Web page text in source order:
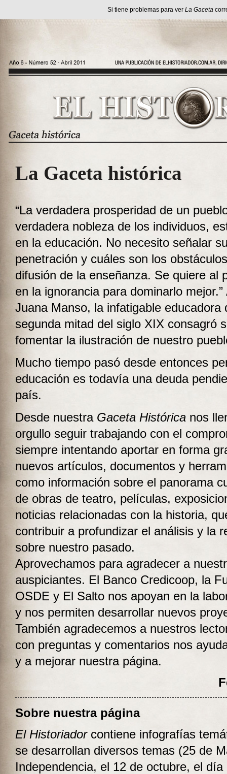
Si tiene problemas para ver La Gaceta
La Gaceta histórica
“La verdadera prosperidad de un
verdadera nobleza de los individuos,
en la educación. No necesito señalar
penetración y cuáles son los
difusión de la enseñanza. Se quiere al
en la ignorancia para dominarlo
Juana Manso, la infatigable educadora
segunda mitad del siglo XIX consagró
fomentar la ilustración de nuestro
Mucho tiempo pasó desde entonces
educación es todavía una deuda
país.
Desde nuestra Gaceta Histórica nos
orgullo seguir trabajando con el
siempre intentando aportar en forma
nuevos artículos, documentos y
como información sobre el panorama
de obras de teatro, películas,
noticias relacionadas con la historia,
contribuir a profundizar el análisis y la
sobre nuestro pasado.
Aprovechamos para agradecer a
auspiciantes. El Banco Credicoop, la
OSDE y El Salto nos apoyan en la
y nos permiten desarrollar nuevos
También agradecemos a nuestros
con preguntas y comentarios nos
y a mejorar nuestra página.
Sobre nuestra página
El Historiadorcontiene infografías
se desarrollan diversos temas (25 de
Independencia, el 12 de octubre, el día